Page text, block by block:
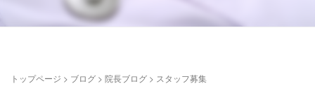
トップページ > ブログ > 院長ブログ > スタッフ募集